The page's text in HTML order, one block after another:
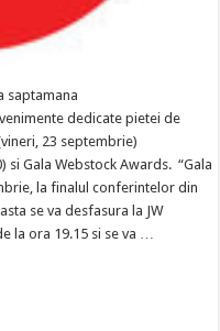
saptamana
dedicate pietei de
23 septembrie)
si Gala Webstock Awards. “Gala
la finalul conferintelor din
se va desfasura la JW
la ora 19.15 si se va …